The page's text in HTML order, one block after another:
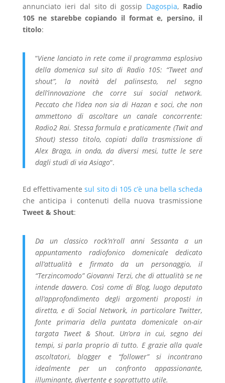
annunciato ieri dal sito di gossip Dagospia, Radio
105 ne starebbe copiando il format e, persino, il
titolo:
“Viene lanciato in rete come il programma esplosivo
della domenica sul sito di Radio 105: “Tweet and
shout”, la novità del palinsesto, nel segno
dell’innovazione che corre sui social network.
Peccato che l’idea non sia di Hazan e soci, che non
ammettono di ascoltare un canale concorrente:
Radio2 Rai. Stessa formula e praticamente (Twit and
Shout) stesso titolo, copiati dalla trasmissione di
Alex Braga, in onda, da diversi mesi, tutte le sere
dagli studi di via Asiago“.
Ed effettivamentesul sito di 105 c’è una bella scheda
che anticipa i contenuti della nuova trasmissione
Tweet & Shout:
Da un classico rock’n’roll anni Sessanta a un
appuntamento radiofonico domenicale dedicato
all’attualità e firmato da un personaggio, il
“Terzincomodo” Giovanni Terzi, che di attualità se ne
intende davvero. Così come di Blog, luogo deputato
all’approfondimento degli argomenti proposti in
diretta, e di Social Network, in particolare Twitter,
fonte primaria della puntata domenicale on-air
targata Tweet & Shout. Un’ora in cui, segno dei
tempi, si parla proprio di tutto. E grazie alla quale
ascoltatori, blogger e “follower” si incontrano
idealmente per un confronto appassionante,
illuminante, divertente e soprattutto utile.